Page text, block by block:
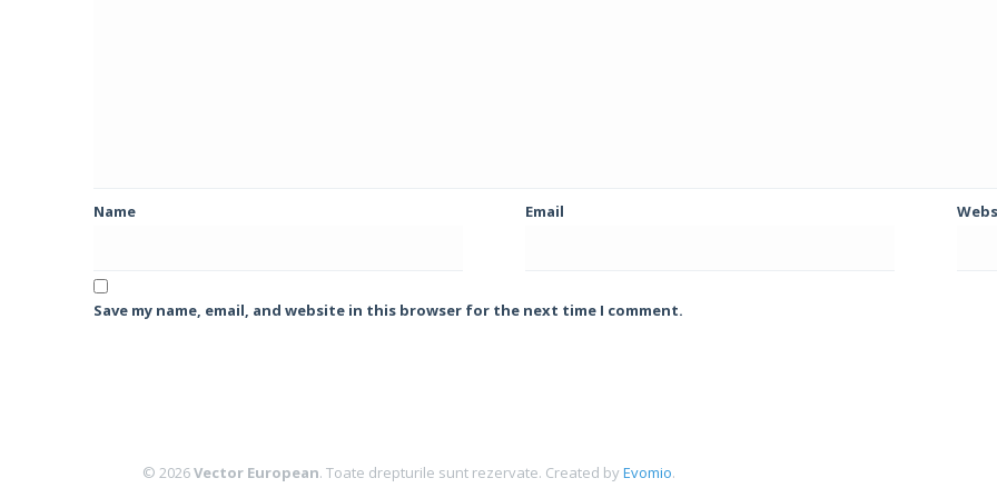
Name Email
Save my name, email, and website in this browser for the next time I comment.
© 2026Vector European. Toate drepturile sunt rezervate. Created byEvomio.